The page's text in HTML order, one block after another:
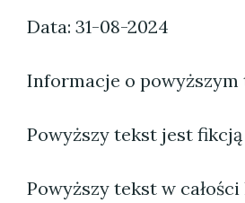
Data: 31-08-2024
Informacje o powyższym
Powyższy tekst jest
Powyższy tekst w